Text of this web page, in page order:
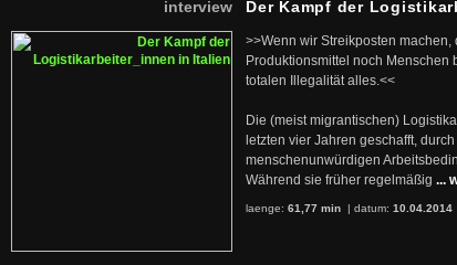
interview Der Kampf der
>>Wenn wir Streikposten
Produktionsmittel noch
totalen Illegalität alles.<<
Die (meist migrantischen)
letzten vier Jahren geschafft,
menschenunwürdigen
Während sie früher regelmäßig ...
laenge: 61,77 min | datum: 10.04.2014